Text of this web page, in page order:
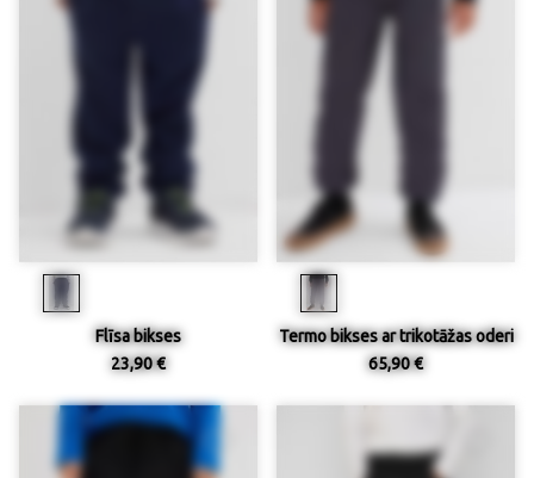
Flīsa bikses
23,90 €
Termo bikses ar trikotāžas oderi
65,90 €